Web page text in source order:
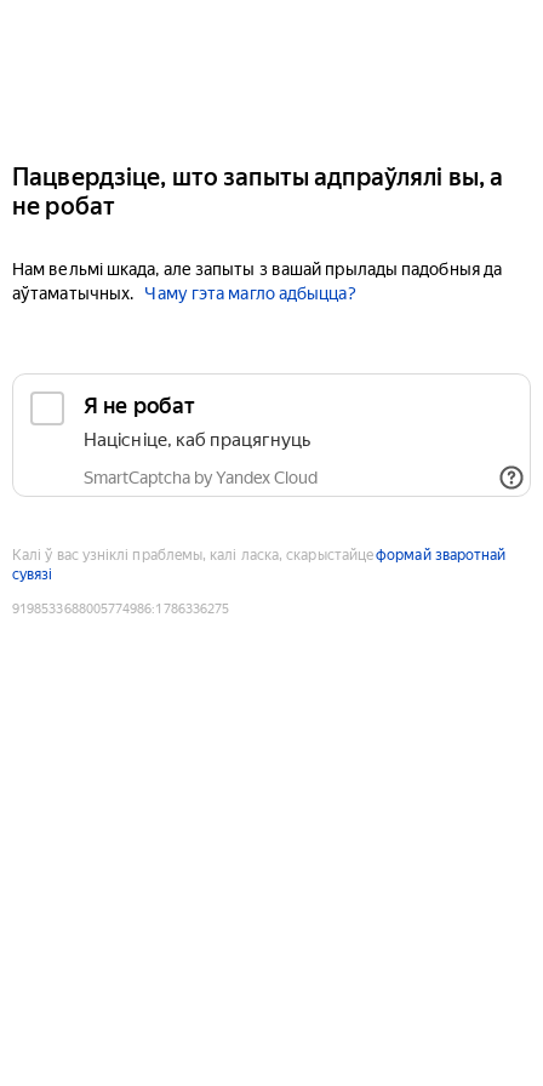
Пацвердзіце, што запыты адпраўлялі вы, а
не робат
Нам вельмі шкада, але запыты з вашай прылады падобныя да
аўтаматычных.
Чаму гэта магло адбыцца?
Я не робат
Націсніце, каб працягнуць
SmartCaptcha by Yandex Cloud
Калі ў вас узніклі праблемы, калі ласка, скарыстайцеформай зваротнай
сувязі
9198533688005774986:1786336275